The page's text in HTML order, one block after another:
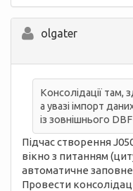
olgater
Консолідації там,
а увазі імпорт
із зовнішнього
Підчас створення
вікно з питанням
автоматичне
Провести